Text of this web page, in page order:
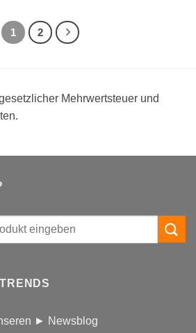
1 2
Mehrwertsteuer und
► Newsblog